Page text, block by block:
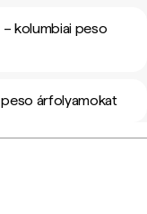
kolumbiai peso
árfolyamokat